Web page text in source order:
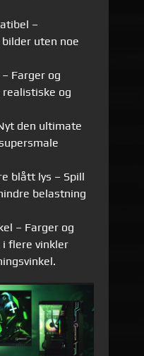
–
uten noe
Farger og
og
den ultimate
blått lys – Spill
belastning
– Farger og
flere vinkler